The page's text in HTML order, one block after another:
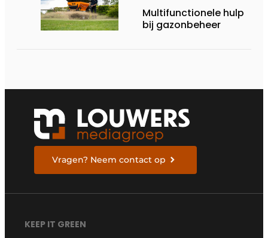
Multifunctionele hulp
bij gazonbeheer
Vragen? Neem contact op
KEEP IT GREEN